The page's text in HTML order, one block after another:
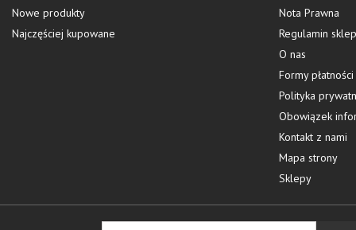
Nowe produkty
Najczęściej kupowane
Nota Prawna
Regulamin
O nas
Formy płatności
Polityka
Obowiązek
Kontakt z nami
Mapa strony
Sklepy